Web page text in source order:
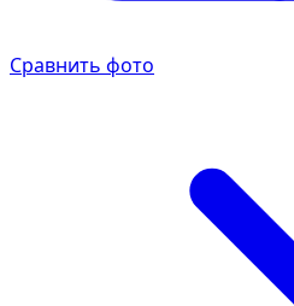
Сравнить фото